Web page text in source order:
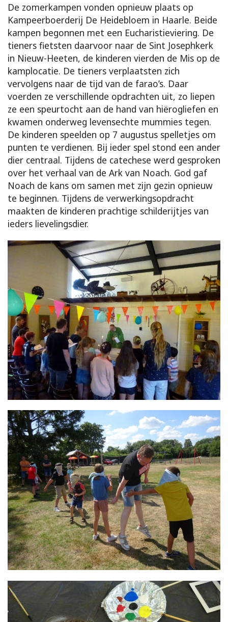
De zomerkampen vonden opnieuw plaats op
Kampeerboerderij De Heidebloem in Haarle. Beide
kampen begonnen met een Eucharistieviering. De
tieners fietsten daarvoor naar de Sint Josephkerk
in Nieuw-Heeten, de kinderen vierden de Mis op de
kamplocatie. De tieners verplaatsten zich
vervolgens naar de tijd van de farao’s. Daar
voerden ze verschillende opdrachten uit, zo liepen
ze een speurtocht aan de hand van hiërogliefen en
kwamen onderweg levensechte mummies tegen.
De kinderen speelden op 7 augustus spelletjes om
punten te verdienen. Bij ieder spel stond een ander
dier centraal. Tijdens de catechese werd gesproken
over het verhaal van de Ark van Noach. God gaf
Noach de kans om samen met zijn gezin opnieuw
te beginnen. Tijdens de verwerkingsopdracht
maakten de kinderen prachtige schilderijtjes van
ieders lievelingsdier.